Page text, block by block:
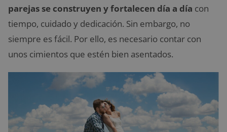
parejas se construyen y fortalecen día a día con
tiempo, cuidado y dedicación. Sin embargo, no
siempre es fácil. Por ello, es necesario contar con
unos cimientos que estén bien asentados.